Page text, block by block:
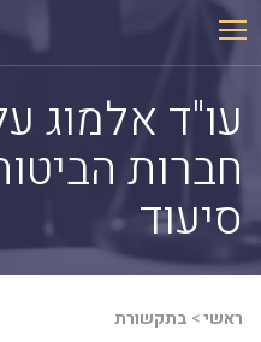
Skip
to
content
עו"ד אלמוג
חברות
סיעוד
ראשי> בתקשורת